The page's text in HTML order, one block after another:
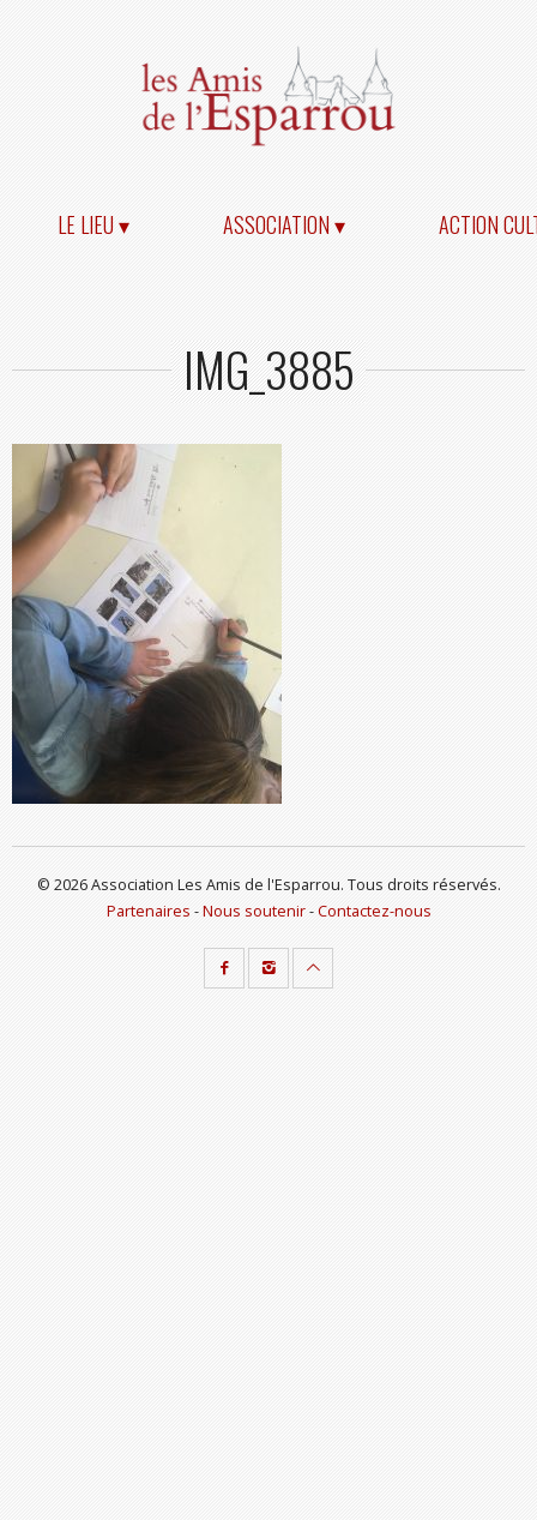
LE LIEU ▾ ASSOCIATION ▾ ACTION
IMG_3885
© 2026 Association Les Amis de l'Esparrou. Tous droits réservés.
Partenaires -Nous soutenir-Contactez-nous